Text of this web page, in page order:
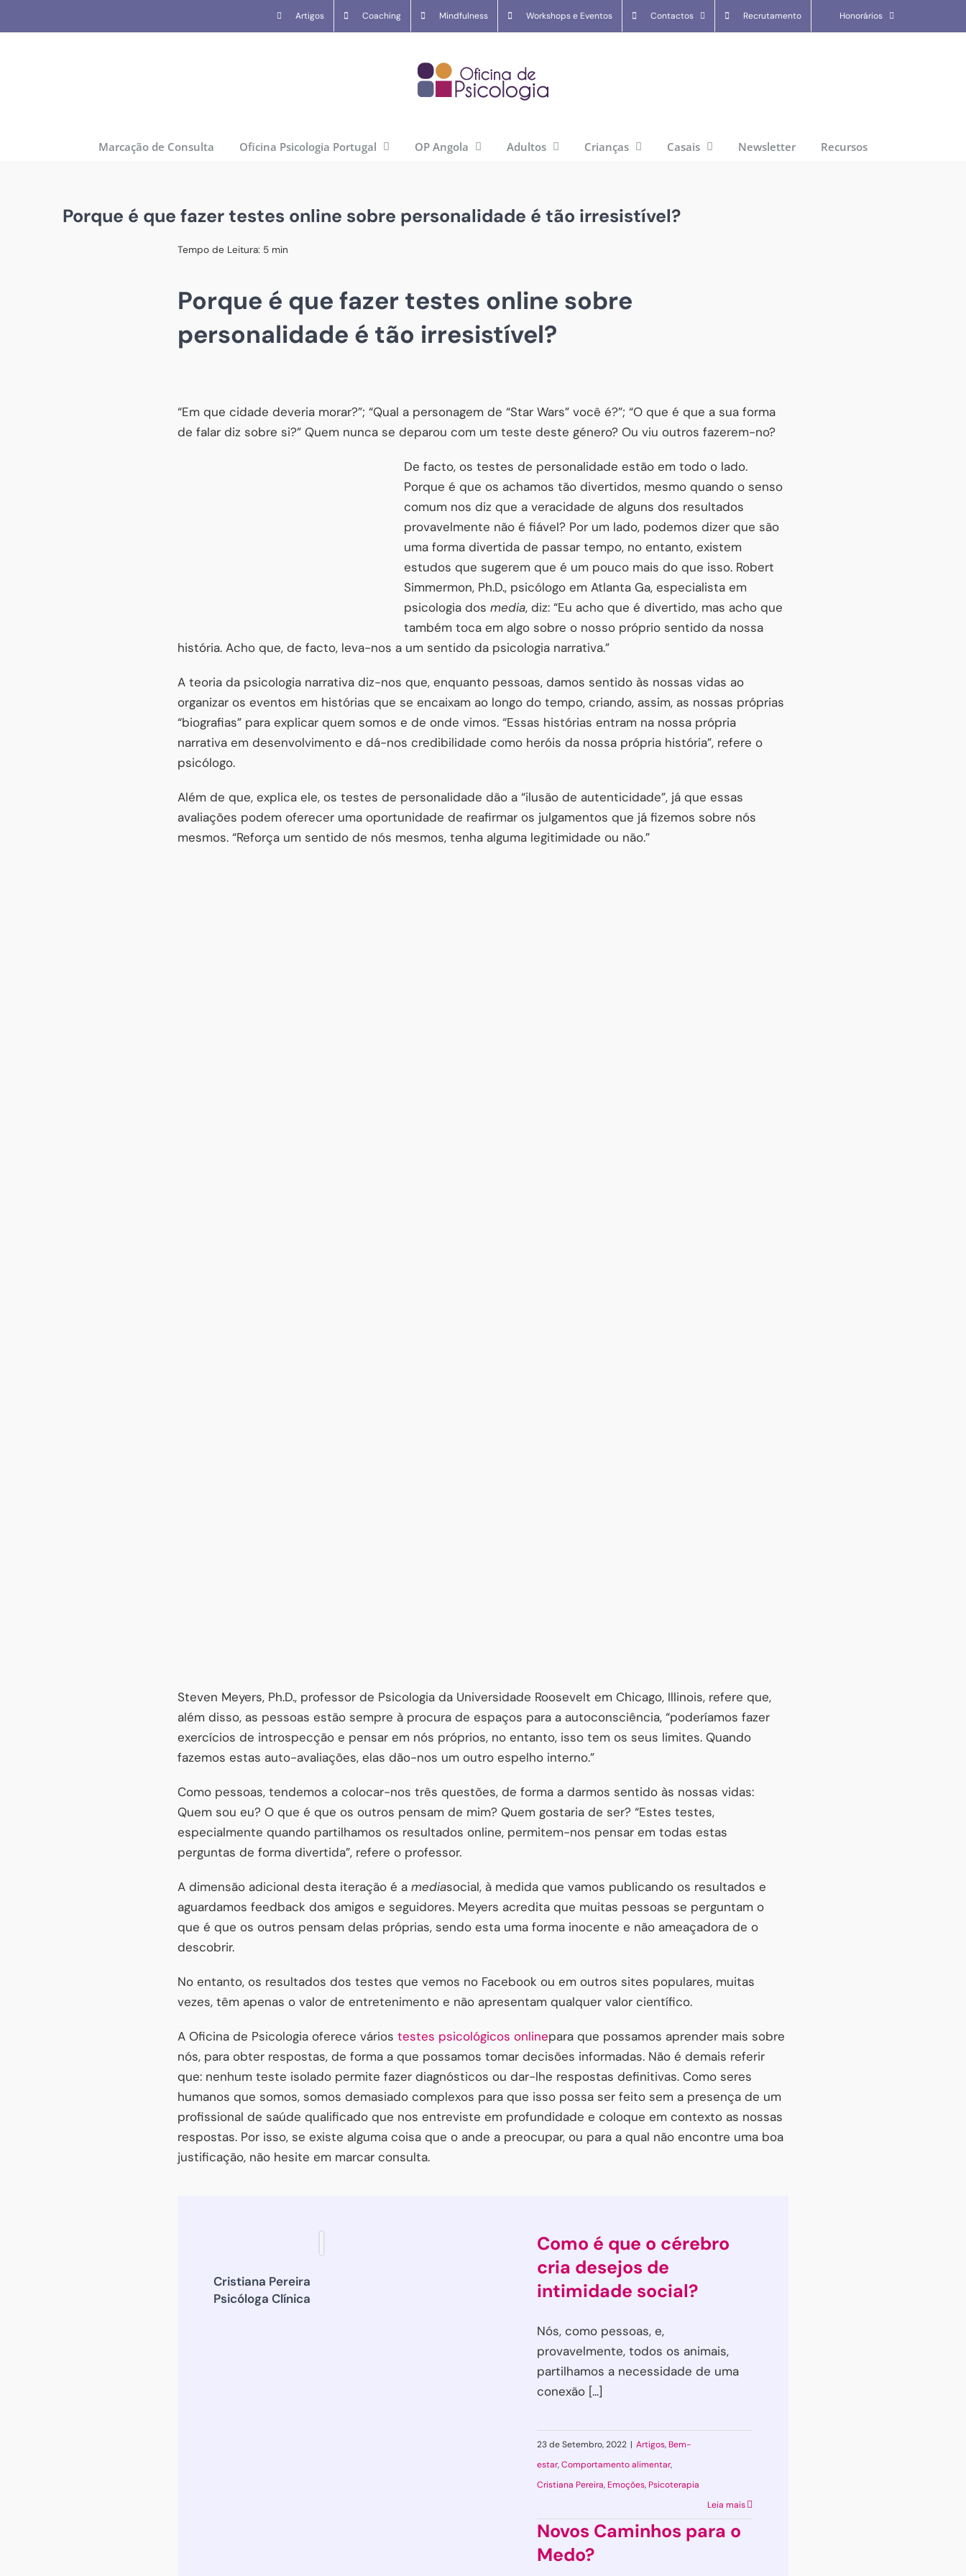
to
Artigos Coaching Mindfulness Workshops e Eventos Contactos Recrutamento Honorários
Marcação de Consulta Oficina Psicologia Portugal OP Angola Adultos Crianças Casais Newsletter Recursos
Porque é que fazer testes online sobre personalidade é tão irresistível?
Tempo de Leitura: 5 min
Porque é que fazer testes online sobre
personalidade é tão irresistível?
“Em que cidade deveria morar?”; “Qual a personagem de “Star Wars” você é?”; “O que é que a sua forma
de falar diz sobre si?” Quem nunca se deparou com um teste deste género? Ou viu outros fazerem-no?
De facto, os testes de personalidade estão em todo o lado.
Porque é que os achamos tão divertidos, mesmo quando o senso
comum nos diz que a veracidade de alguns dos resultados
provavelmente não é fiável? Por um lado, podemos dizer que são
uma forma divertida de passar tempo, no entanto, existem
estudos que sugerem que é um pouco mais do que isso. Robert
Simmermon, Ph.D., psicólogo em Atlanta Ga, especialista em
psicologia dos media, diz: “Eu acho que é divertido, mas acho que
também toca em algo sobre o nosso próprio sentido da nossa
história. Acho que, de facto, leva-nos a um sentido da psicologia narrativa.”
A teoria da psicologia narrativa diz-nos que, enquanto pessoas, damos sentido às nossas vidas ao
organizar os eventos em histórias que se encaixam ao longo do tempo, criando, assim, as nossas próprias
“biografias” para explicar quem somos e de onde vimos. “Essas histórias entram na nossa própria
narrativa em desenvolvimento e dá-nos credibilidade como heróis da nossa própria história”, refere o
psicólogo.
Além de que, explica ele, os testes de personalidade dão a “ilusão de autenticidade”, já que essas
avaliações podem oferecer uma oportunidade de reafirmar os julgamentos que já fizemos sobre nós
mesmos. “Reforça um sentido de nós mesmos, tenha alguma legitimidade ou não.”
Steven Meyers, Ph.D., professor de Psicologia da Universidade Roosevelt em Chicago, Illinois, refere que,
além disso, as pessoas estão sempre à procura de espaços para a autoconsciência, “poderíamos fazer
exercícios de introspecção e pensar em nós próprios, no entanto, isso tem os seus limites. Quando
fazemos estas auto-avaliações, elas dão-nos um outro espelho interno.”
Como pessoas, tendemos a colocar-nos três questões, de forma a darmos sentido às nossas vidas:
Quem sou eu? O que é que os outros pensam de mim? Quem gostaria de ser? “Estes testes,
especialmente quando partilhamos os resultados online, permitem-nos pensar em todas estas
perguntas de forma divertida”, refere o professor.
A dimensão adicional desta iteração é a mediasocial, à medida que vamos publicando os resultados e
aguardamos feedback dos amigos e seguidores. Meyers acredita que muitas pessoas se perguntam o
que é que os outros pensam delas próprias, sendo esta uma forma inocente e não ameaçadora de o
descobrir.
No entanto, os resultados dos testes que vemos no Facebook ou em outros sites populares, muitas
vezes, têm apenas o valor de entretenimento e não apresentam qualquer valor científico.
A Oficina de Psicologia oferece vários testes psicológicos onlinepara que possamos aprender mais sobre
nós, para obter respostas, de forma a que possamos tomar decisões informadas. Não é demais referir
que: nenhum teste isolado permite fazer diagnósticos ou dar-lhe respostas definitivas. Como seres
humanos que somos, somos demasiado complexos para que isso possa ser feito sem a presença de um
profissional de saúde qualificado que nos entreviste em profundidade e coloque em contexto as nossas
respostas. Por isso, se existe alguma coisa que o ande a preocupar, ou para a qual não encontre uma boa
justificação, não hesite em marcar consulta.
Cristiana Pereira
Psicóloga Clínica
Como é que o cérebro
cria desejos de
intimidade social?
Nós, como pessoas, e,
provavelmente, todos os animais,
partilhamos a necessidade de uma
conexão [...]
23 de Setembro, 2022 | Artigos, Bem-
estar,Comportamento alimentar,
Cristiana Pereira, Emoções, Psicoterapia
Leia mais
Novos Caminhos para o
Medo?